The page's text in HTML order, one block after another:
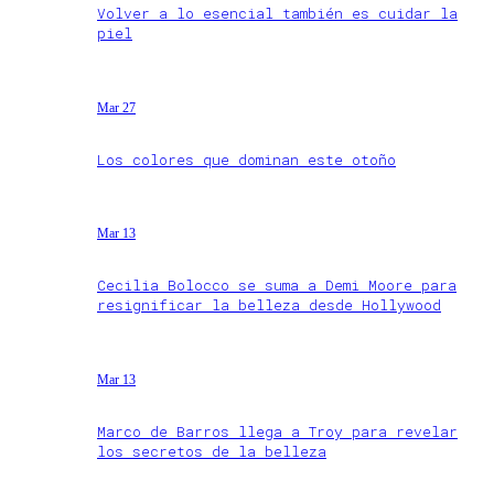
Volver a lo esencial también es cuidar la
piel
Mar 27
Los colores que dominan este otoño
Mar 13
Cecilia Bolocco se suma a Demi Moore para
resignificar la belleza desde Hollywood
Mar 13
Marco de Barros llega a Troy para revelar
los secretos de la belleza